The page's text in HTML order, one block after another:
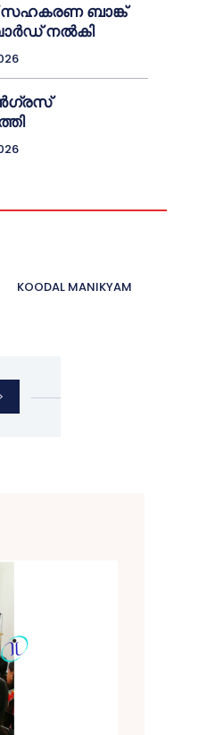
സഹകരണ ബാങ്ക്
നൽകി
KOODAL MANIKYAM